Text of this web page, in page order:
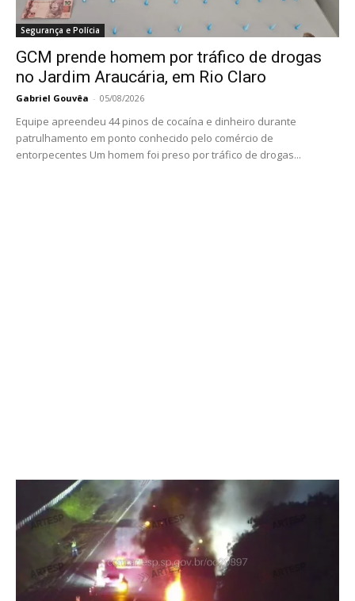
Segurança e Polícia
GCM prende homem por tráfico de drogas
no Jardim Araucária, em Rio Claro
Gabriel Gouvêa - 05/08/2026
Equipe apreendeu 44 pinos de cocaína e dinheiro durante
patrulhamento em ponto conhecido pelo comércio de
entorpecentes Um homem foi preso por tráfico de drogas...